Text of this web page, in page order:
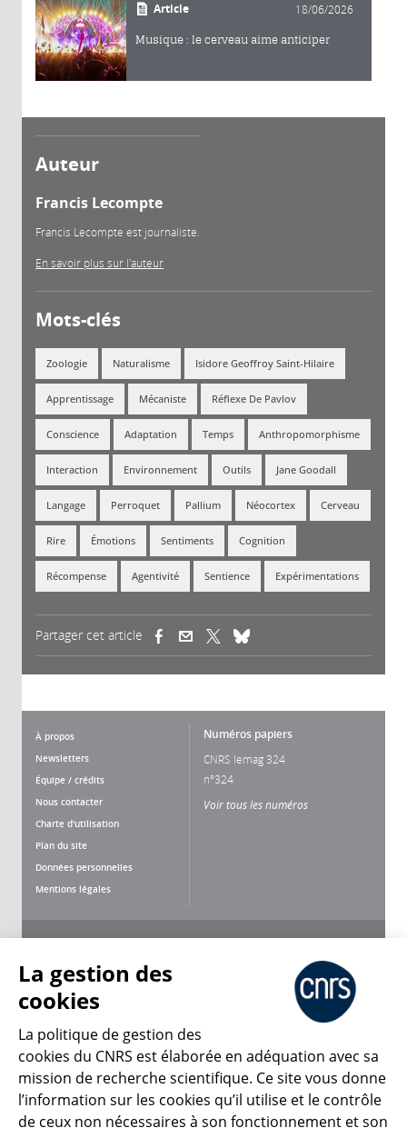
Article 18/06/2026
Musique : le cerveau aime anticiper
Auteur
Francis Lecompte
Francis Lecompte est journaliste.
En savoir plus sur l'auteur
Mots-clés
Zoologie Naturalisme Isidore Geoffroy Saint-Hilaire
Apprentissage Mécaniste Réflexe De Pavlov
Conscience Adaptation Temps Anthropomorphisme
Interaction Environnement Outils Jane Goodall
Langage Perroquet Pallium Néocortex Cerveau
Rire Émotions Sentiments Cognition
Récompense Agentivité Sentience Expérimentations
Partager cet article (link is external)(link is external)
À propos
Newsletters
Équipe / crédits
Nous contacter
Charte d'utilisation
Plan du site
Données personnelles
Mentions légales
Numéros papiers
CNRS lemag 324
n°324
Voir tous les numéros
CNRS Le Mag
La gestion des
cookies
La politique de gestion des
cookies du CNRS est élaborée en adéquation avec sa
mission de recherche scientifique. Ce site vous donne
l’information sur les cookies qu’il utilise et le contrôle
de ceux non nécessaires à son fonctionnement et son